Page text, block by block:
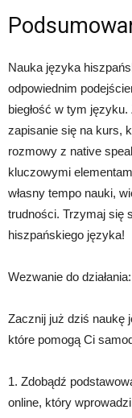
Nauka języka
odpowiednim
biegłość w tym
zapisanie się na kurs,
rozmowy z native
kluczowymi
własny tempo nauki,
trudności. Trzymaj się
hiszpańskiego języka!
Wezwanie do działania:
Zacznij już dziś naukę
które pomogą Ci
1. Zdobądź
online, który